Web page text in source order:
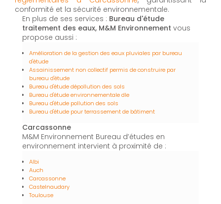
conformité et la sécurité environnementale.
En plus de ses services : Bureau d'étude
traitement des eaux, M&M Environnement vous
propose aussi :
Amélioration de la gestion des eaux pluviales par bureau
d'étude
Assainissement non collectif permis de construire par
bureau d'étude
Bureau d'étude dépollution des sols
Bureau d'étude environnementale dle
Bureau d'étude pollution des sols
Bureau d'étude pour terrassement de bâtiment
Carcassonne
M&M Environnement Bureau d’études en
environnement intervient à proximité de :
Albi
Auch
Carcassonne
Castelnaudary
Toulouse